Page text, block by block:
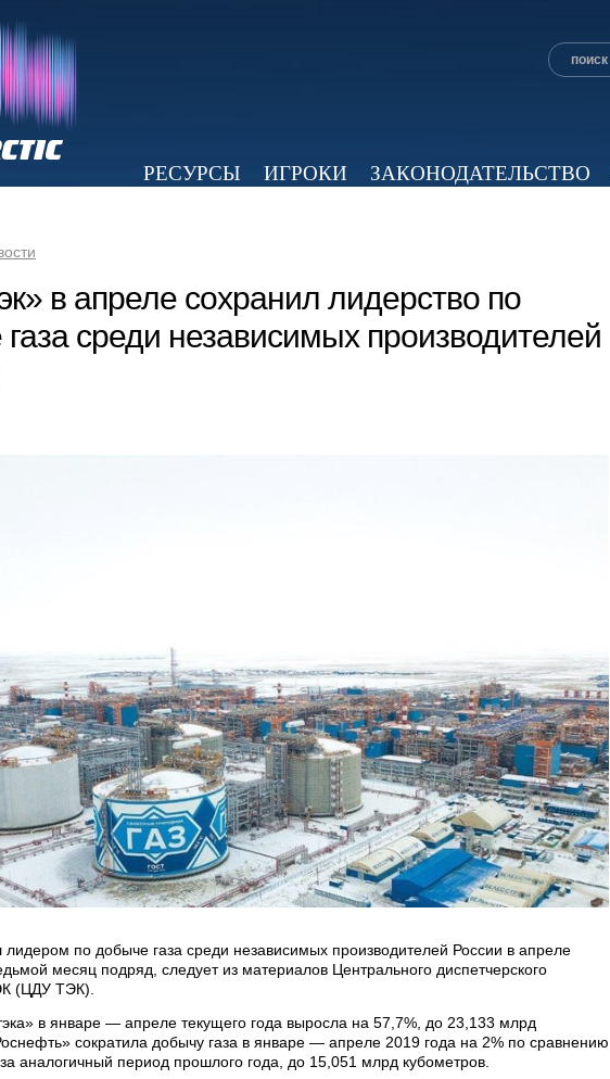
РЕСУРСЫ ИГРОКИ ЗАКОНОДАТЕЛЬСТВО
в апреле сохранил лидерство по
среди независимых производителей
лидером по добыче газа среди независимых производителей России в апреле
месяц подряд, следует из материалов Центрального диспетчерского
(ЦДУ ТЭК).
в январе — апреле текущего года выросла на 57,7%, до 23,133 млрд
сократила добычу газа в январе — апреле 2019 года на 2% по сравнению
аналогичный период прошлого года, до 15,051 млрд кубометров.